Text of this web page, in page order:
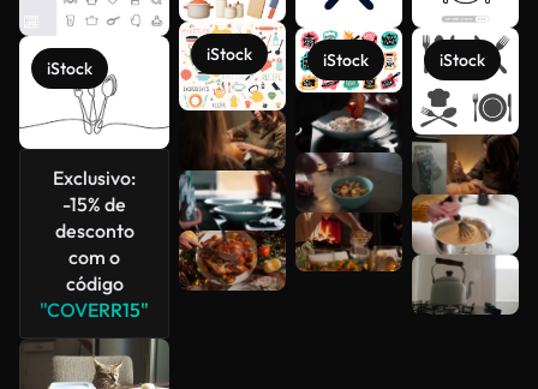
iStock
Exclusivo:
-15% de
desconto
com o
código
"COVERR15"
iStock iStock iStock
Veja mais